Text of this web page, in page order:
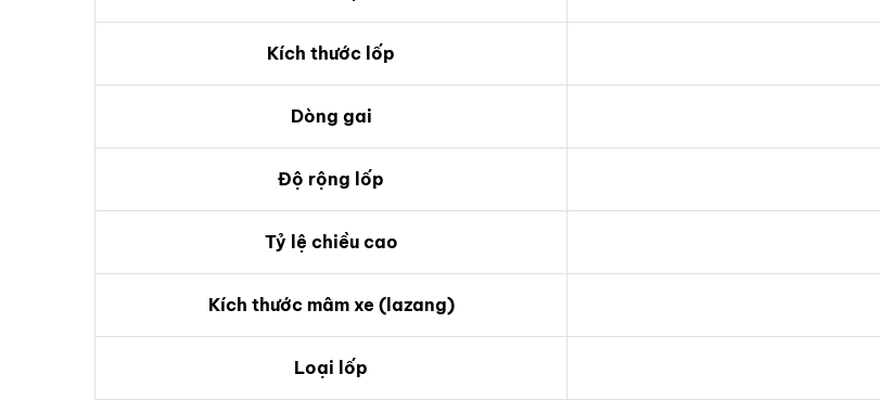
Kích thước lốp
Dòng gai
Độ rộng lốp
Tỷ lệ chiều cao
Kích thước mâm xe (lazang)
Loại lốp